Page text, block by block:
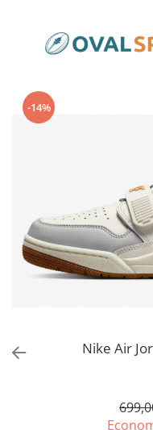
Femei
Incaltaminte
Barbati
Incaltaminte
-14%
Nike Air